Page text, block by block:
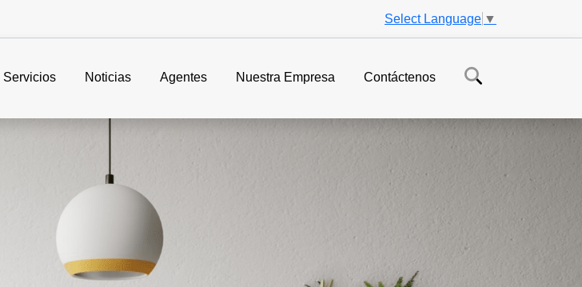
Select Language ▼
Servicios Noticias Agentes Nuestra Empresa Contáctenos